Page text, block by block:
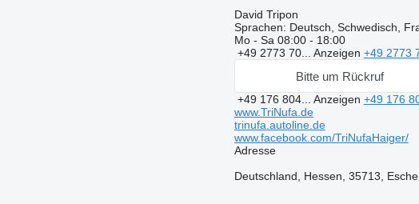
David Tripon
Sprachen: Deutsch, Schwedisch,
Mo - Sa 08:00 - 18:00
+49 2773 70... Anzeigen +49 2773
Bitte um Rückruf
+49 176 804... Anzeigen +49 176
www.TriNufa.de
trinufa.autoline.de
www.facebook.com/TriNufaHaiger/
Adresse
Deutschland, Hessen, 35713,